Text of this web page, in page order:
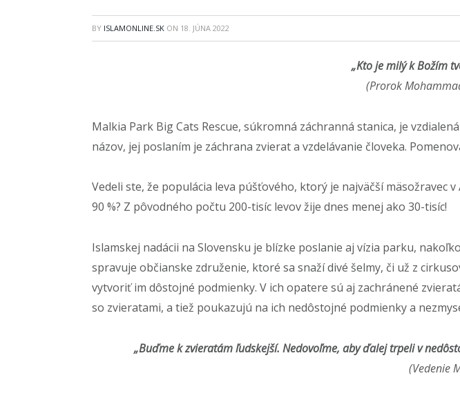
BY ISLAMONLINE.SK ON 18. JÚNA 2022
„Kto je milý k Božím
(Prorok
Malkia Park Big Cats Rescue, súkromná záchranná stanica, je
názov, jej poslaním je záchrana zvierat a vzdelávanie človeka.
Vedeli ste, že populácia leva púšťového, ktorý je najväčší mäsožravec
90 %? Z pôvodného počtu 200-tisíc levov žije dnes menej ako 30-tisíc!
Islamskej nadácii na Slovensku je blízke poslanie aj vízia parku,
spravuje občianske združenie, ktoré sa snaží divé šelmy, či už z
vytvoriť im dôstojné podmienky. V ich opatere sú aj zachránené
so zvieratami, a tiež poukazujú na ich nedôstojné podmienky a
„Buďme k zvieratám ľudskejší. Nedovoľme, aby ďalej trpeli v
(Vedenie